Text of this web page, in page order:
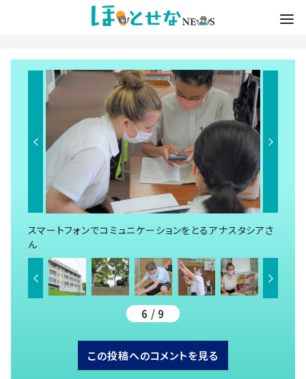
スマートフォンでコミュニケーションをとるアナスタシアさ
ん
6 / 9
この投稿へのコメントを見る